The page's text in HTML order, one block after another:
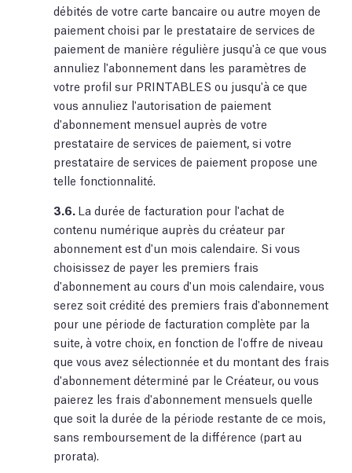
débités de votre carte bancaire ou autre moyen de
paiement choisi par le prestataire de services de
paiement de manière régulière jusqu'à ce que vous
annuliez l'abonnement dans les paramètres de
votre profil sur PRINTABLES ou jusqu'à ce que
vous annuliez l'autorisation de paiement
d'abonnement mensuel auprès de votre
prestataire de services de paiement, si votre
prestataire de services de paiement propose une
telle fonctionnalité.
3.6. La durée de facturation pour l'achat de
contenu numérique auprès du créateur par
abonnement est d'un mois calendaire. Si vous
choisissez de payer les premiers frais
d'abonnement au cours d'un mois calendaire, vous
serez soit crédité des premiers frais d'abonnement
pour une période de facturation complète par la
suite, à votre choix, en fonction de l'offre de niveau
que vous avez sélectionnée et du montant des frais
d'abonnement déterminé par le Créateur, ou vous
paierez les frais d'abonnement mensuels quelle
que soit la durée de la période restante de ce mois,
sans remboursement de la différence (part au
prorata).